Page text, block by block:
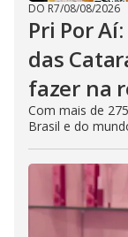
DO R7/08/08/2026
Pri Por
das
fazer na
Com mais de
Brasil e do